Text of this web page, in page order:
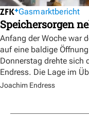
Gasmarktbericht
Speichersorgen
Anfang der Woche war
auf eine baldige
Donnerstag drehte sich
Endress. Die Lage im
Joachim Endress